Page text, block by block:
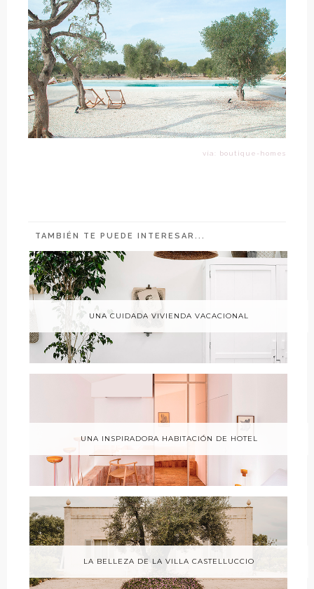
vía: boutique-homes
TAMBIÉN TE PUEDE INTERESAR...
UNA CUIDADA VIVIENDA VACACIONAL
UNA INSPIRADORA HABITACIÓN DE HOTEL
LA BELLEZA DE LA VILLA CASTELLUCCIO